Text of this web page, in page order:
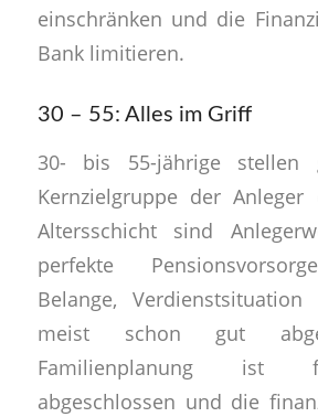
einschränken und die
Bank limitieren.
30 – 55: Alles im Griff
30- bis 55-jährige stellen
Kernzielgruppe der
Altersschicht sind
perfekte
Belange,
meist schon gut
Familienplanung ist
abgeschlossen und die